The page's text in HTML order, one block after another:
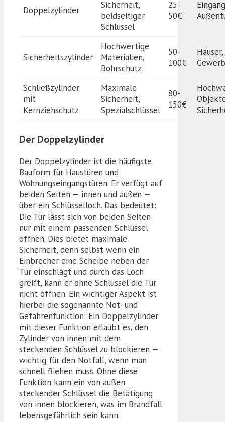
Doppelzylinder
Sicherheit,
beidseitiger
Schlüssel
25-
50€
Sicherheitszylinder
Hochwertige
Materialien,
Bohrschutz
50-
100€
Häuser,
Schließzylinder
mit
Kernziehschutz
Maximale
Sicherheit,
Spezialschlüssel
80-
150€
Der Doppelzylinder
Der Doppelzylinder ist die häufigste
Bauform für Haustüren und
Wohnungseingangstüren. Er verfügt auf
beiden Seiten — innen und außen —
über ein Schlüsselloch. Das bedeutet:
Die Tür lässt sich von beiden Seiten
nur mit einem passenden Schlüssel
öffnen. Dies bietet maximale
Sicherheit, denn selbst wenn ein
Einbrecher eine Scheibe neben der
Tür einschlägt und durch das Loch
greift, kann er ohne Schlüssel die Tür
nicht öffnen. Ein wichtiger Aspekt ist
hierbei die sogenannte Not- und
Gefahrenfunktion: Ein Doppelzylinder
mit dieser Funktion erlaubt es, den
Zylinder von innen mit dem
steckenden Schlüssel zu blockieren —
wichtig für den Notfall, wenn man
schnell fliehen muss. Ohne diese
Funktion kann ein von außen
steckender Schlüssel die Betätigung
von innen blockieren, was im Brandfall
lebensgefährlich sein kann.